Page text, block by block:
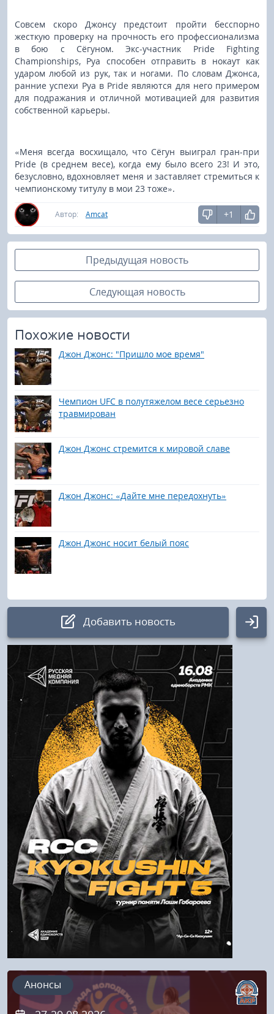
Совсем скоро Джонсу предстоит пройти бесспорно
жесткую проверку на прочность его профессионализма
в бою с Сёгуном. Экс-участник Pride Fighting
Championships, Руа способен отправить в нокаут как
ударом любой из рук, так и ногами. По словам Джонса,
ранние успехи Руа в Pride являются для него примером
для подражания и отличной мотивацией для развития
собственной карьеры.
«Меня всегда восхищало, что Сёгун выиграл гран-при
Pride (в среднем весе), когда ему было всего 23! И это,
безусловно, вдохновляет меня и заставляет стремиться к
чемпионскому титулу в мои 23 тоже».
Автор: Amcat +1
Предыдущая новость
Следующая новость
Похожие новости
Джон Джонс: "Пришло мое время"
Чемпион UFC в полутяжелом весе серьезно
травмирован
Джон Джонс стремится к мировой славе
Джон Джонс: «Дайте мне передохнуть»
Джон Джонс носит белый пояс
Добавить новость
Авторизация
Логин:
Пароль
Войти
Напомнить пароль
Регистрация
Анонсы